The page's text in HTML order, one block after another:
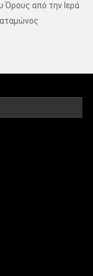
Όρους από την Ιερά